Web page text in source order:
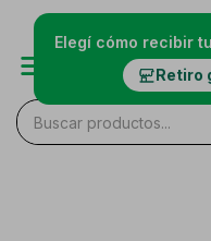
Elegí cómo recibir
Retiro